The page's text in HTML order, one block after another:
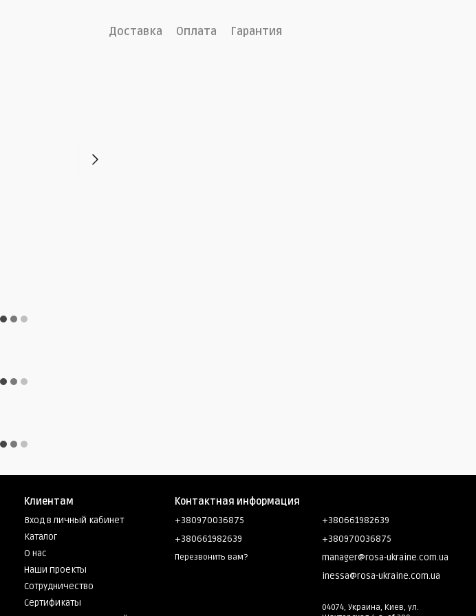
Доставка Оплата Гарантия
Клиентам
Вход в личный кабинет
Каталог
О нас
Наши проекты
Сотрудничество
Сертификаты
Контактная информация
+380970036875
+380661982639
Перезвонить вам?
+380661982639
+380970036875
manager@rosa-ukraine.com.ua
inessa@rosa-ukraine.com.ua
04074, Украина, Киев, ул.